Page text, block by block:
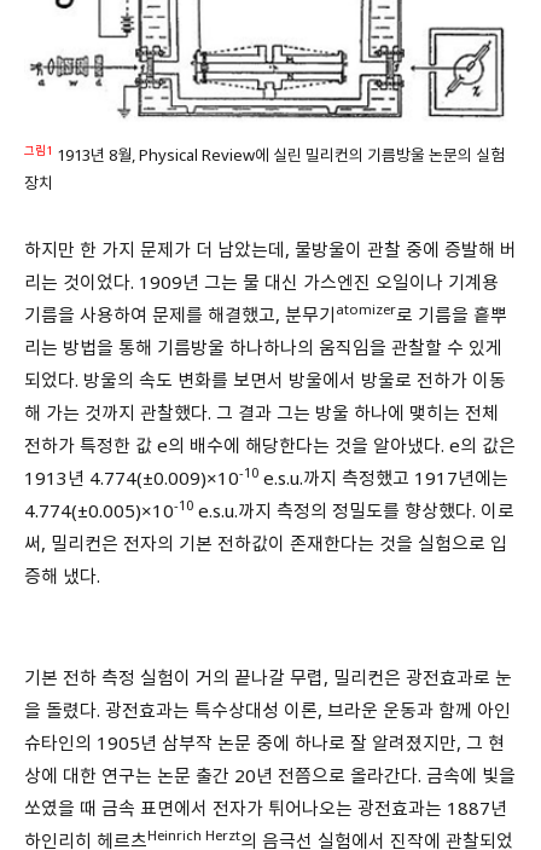
그림1 1913년 8월, Physical Review에 실린 밀리컨의 기름방울 논문의 실험
장치
하지만 한 가지 문제가 더 남았는데, 물방울이 관찰 중에 증발해 버
리는 것이었다. 1909년 그는 물 대신 가스엔진 오일이나 기계용
기름을 사용하여 문제를 해결했고, 분무기 atomizer로 기름을 흩뿌
리는 방법을 통해 기름방울 하나하나의 움직임을 관찰할 수 있게
되었다. 방울의 속도 변화를 보면서 방울에서 방울로 전하가 이동
해 가는 것까지 관찰했다. 그 결과 그는 방울 하나에 맺히는 전체
전하가 특정한 값 e의 배수에 해당한다는 것을 알아냈다. e의 값은
1913년 4.774(±0.009)×10-10 e.s.u.까지 측정했고 1917년에는
4.774(±0.005)×10-10 e.s.u.까지 측정의 정밀도를 향상했다. 이로
써, 밀리컨은 전자의 기본 전하값이 존재한다는 것을 실험으로 입
증해 냈다.
기본 전하 측정 실험이 거의 끝나갈 무렵, 밀리컨은 광전효과로 눈
을 돌렸다. 광전효과는 특수상대성 이론, 브라운 운동과 함께 아인
슈타인의 1905년 삼부작 논문 중에 하나로 잘 알려졌지만, 그 현
상에 대한 연구는 논문 출간 20년 전쯤으로 올라간다. 금속에 빛을
쏘였을 때 금속 표면에서 전자가 튀어나오는 광전효과는 1887년
하인리히 헤르츠Heinrich Herzt의 음극선 실험에서 진작에 관찰되었